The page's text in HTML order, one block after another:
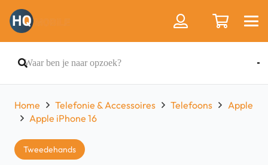
Home Telefonie & Accessoires Telefoons
Apple
Apple iPhone 16
Tweedehands